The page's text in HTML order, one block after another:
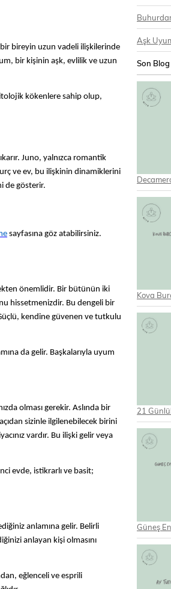
bireyin uzun vadeli ilişkilerinde
bir kişinin aşk, evlilik ve uzun
kökenlere sahip olup,
Juno, yalnızca romantik
ve ev, bu ilişkinin dinamiklerini
de gösterir.
sayfasına göz atabilirsiniz.
önemlidir. Bir bütünün iki
hissetmenizdir. Bu dengeli bir
kendine güvenen ve tutkulu
da gelir. Başkalarıyla uyum
olması gerekir. Aslında bir
sizinle ilgilenebilecek birini
vardır. Bu ilişki gelir veya
evde, istikrarlı ve basit;
anlamına gelir. Belirli
anlayan kişi olmasını
eğlenceli ve esprili
Aşk
Son Blog
Kova
21
Güneş